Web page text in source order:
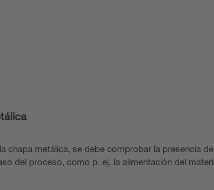
chapa metálica, se debe comprobar la presencia
del proceso, como p. ej. la alimentación del